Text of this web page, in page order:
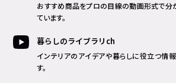
おすすめ商品をプロの目線の動画形式で分
ています。
暮らしのライブラリch
インテリアのアイデアや暮らしに役立つ情
す。